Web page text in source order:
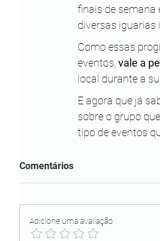
finais de semana
diversas iguarias
Como essas
eventos, vale a
local durante a
E agora que já
sobre o grupo
tipo de eventos
Comentários
Adicione uma avaliação